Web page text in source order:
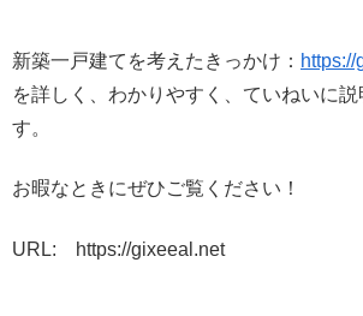
新築一戸建てを考えたきっかけ：
を詳しく、わかりやすく、ていねいに
す。
お暇なときにぜひご覧ください！
URL: https://gixeeal.net